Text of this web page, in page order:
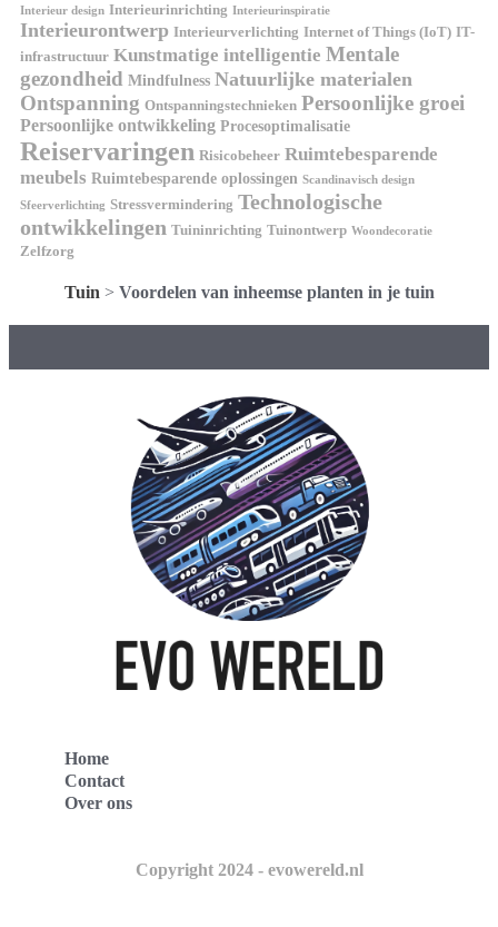
Interieur design Interieurinrichting Interieurinspiratie
Interieurontwerp Interieurverlichting Internet of Things (IoT) IT-
infrastructuur Kunstmatige intelligentie Mentale
gezondheid Mindfulness Natuurlijke materialen
Ontspanning Ontspanningstechnieken Persoonlijke groei
Persoonlijke ontwikkeling Procesoptimalisatie
Reiservaringen Risicobeheer Ruimtebesparende
meubels Ruimtebesparende oplossingen Scandinavisch design
Sfeerverlichting Stressvermindering Technologische
ontwikkelingen Tuininrichting Tuinontwerp Woondecoratie
Zelfzorg
Tuin > Voordelen van inheemse planten in je tuin
Home
Contact
Over ons
Copyright 2024 - evowereld.nl